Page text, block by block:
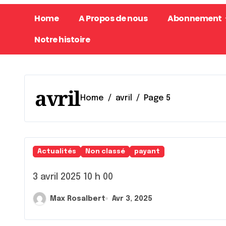
Home A Propos de nous
Abonnement
Notre histoire
avrilHome avril Page 5
Actualités Non classé payant
3 avril 2025 10 h 00
Max Rosalbert Avr 3, 2025